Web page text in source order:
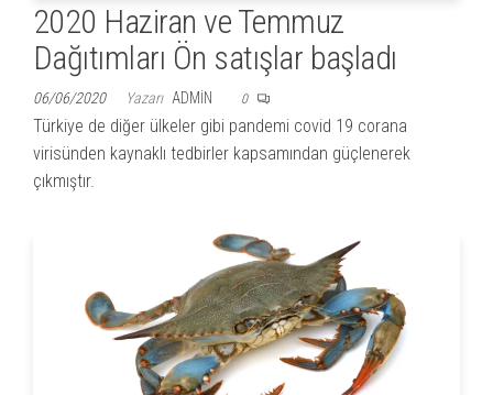
2020 Haziran ve Temmuz
Dağıtımları Ön satışlar başladı
06/06/2020 Yazarı ADMIN 0
Türkiye de diğer ülkeler gibi pandemi covid 19 corana
virisünden kaynaklı tedbirler kapsamından güçlenerek
çıkmıştır.